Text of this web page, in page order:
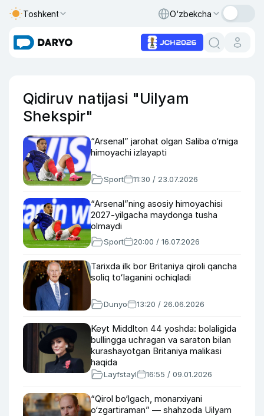
Toshkent O‘zbekcha
Qidiruv natijasi "Uilyam
Shekspir"
“Arsenal” jarohat olgan Saliba o‘rniga
himoyachi izlayapti
Sport 11:30 / 23.07.2026
“Arsenal”ning asosiy himoyachisi
2027-yilgacha maydonga tusha
olmaydi
Sport 20:00 / 16.07.2026
Tarixda ilk bor Britaniya qiroli qancha
soliq toʻlaganini ochiqladi
Dunyo 13:20 / 26.06.2026
Keyt Middlton 44 yoshda: bolaligida
bullingga uchragan va saraton bilan
kurashayotgan Britaniya malikasi
haqida
Layfstayl 16:55 / 09.01.2026
“Qirol bo‘lgach, monarxiyani
o‘zgartiraman” — shahzoda Uilyam